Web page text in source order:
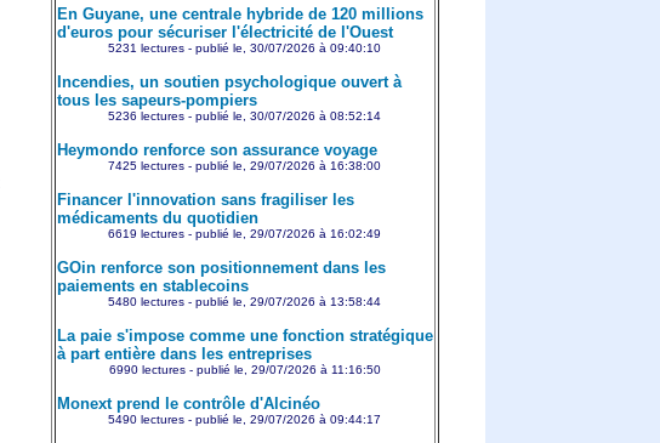
En Guyane, une centrale hybride de 120 millions
d'euros pour sécuriser l'électricité de l'Ouest
5231 lectures - publié le, 30/07/2026 à 09:40:10
Incendies, un soutien psychologique ouvert à
tous les sapeurs-pompiers
5236 lectures - publié le, 30/07/2026 à 08:52:14
Heymondo renforce son assurance voyage
7425 lectures - publié le, 29/07/2026 à 16:38:00
Financer l'innovation sans fragiliser les
médicaments du quotidien
6619 lectures - publié le, 29/07/2026 à 16:02:49
GOin renforce son positionnement dans les
paiements en stablecoins
5480 lectures - publié le, 29/07/2026 à 13:58:44
La paie s'impose comme une fonction stratégique
à part entière dans les entreprises
6990 lectures - publié le, 29/07/2026 à 11:16:50
Monext prend le contrôle d'Alcinéo
5490 lectures - publié le, 29/07/2026 à 09:44:17